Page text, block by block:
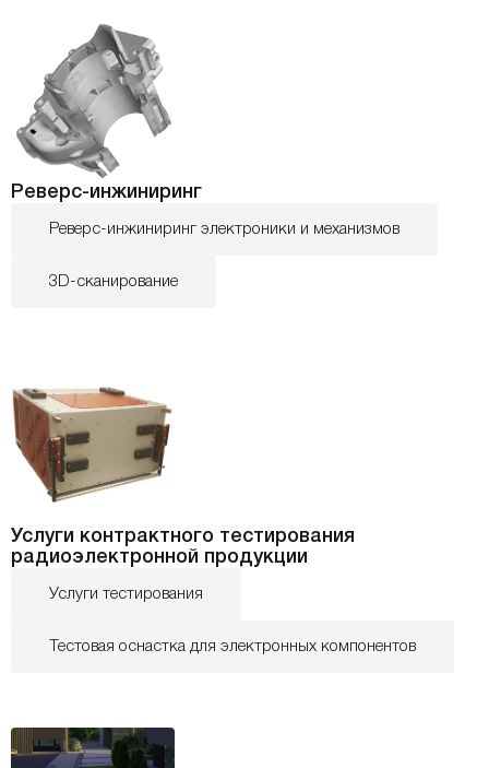
Реверс-инжиниринг
Реверс-инжиниринг электроники и механизмов
3D-сканирование
Услуги контрактного тестирования
радиоэлектронной продукции
Услуги тестирования
Тестовая оснастка для электронных компонентов